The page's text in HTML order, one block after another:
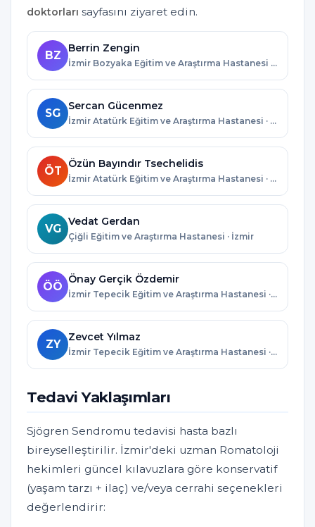
doktorları sayfasını ziyaret edin.
BZ
Berrin Zengin
İzmir Bozyaka Eğitim ve Araştırma Hastanesi · İzmir
SG
Sercan Gücenmez
İzmir Atatürk Eğitim ve Araştırma Hastanesi · İzmir
ÖT
Özün Bayındır Tsechelidis
İzmir Atatürk Eğitim ve Araştırma Hastanesi · İzmir
VG
Vedat Gerdan
Çiğli Eğitim ve Araştırma Hastanesi · İzmir
ÖÖ
Önay Gerçik Özdemir
İzmir Tepecik Eğitim ve Araştırma Hastanesi · İzmir
ZY
Zevcet Yılmaz
İzmir Tepecik Eğitim ve Araştırma Hastanesi · İzmir
Tedavi Yaklaşımları
Sjögren Sendromu tedavisi hasta bazlı
bireyselleştirilir. İzmir'deki uzman Romatoloji
hekimleri güncel kılavuzlara göre konservatif
(yaşam tarzı + ilaç) ve/veya cerrahi seçenekleri
değerlendirir: